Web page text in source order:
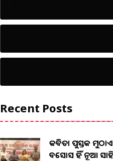
Recent Posts
କବିତା ପୁସ୍ତକ
ଅବସୋସ ହିଁ ନୂଆ